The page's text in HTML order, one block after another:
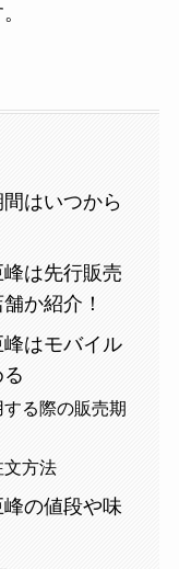
間はいつから
峰は先行販売
か紹介！
峰はモバイル
る際の販売期
文方法
峰の値段や味